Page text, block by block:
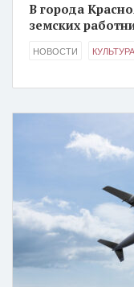
В города
земских
НОВОСТИ КУЛЬТУРА